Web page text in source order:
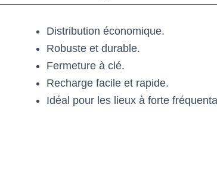
Distribution économique.
Robuste et durable.
Fermeture à clé.
Recharge facile et rapide.
Idéal pour les lieux à forte